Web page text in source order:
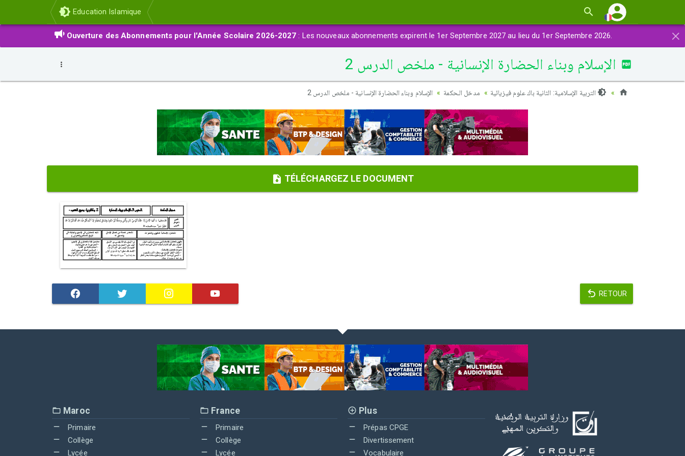
Education Islamique
×
Ouverture des Abonnements pour l'Année Scolaire 2026-2027 : Les nouveaux abonnements expirent le 1er Septembre 2027 au lieu du 1er Septembre 2026.
الإسلام وبناء الحضارة الإنسانية - ملخص الدرس 2
التربية الإسلامية: الثانية باك علوم فيزيائية مدخل الـحكمة الإسلام وبناء الحضارة الإنسانية - ملخص الدرس 2
TÉLÉCHARGEZ LE DOCUMENT
RETOUR
Maroc
Primaire
Collège
Lycée
France
Primaire
Collège
Lycée
Plus
Prépas CPGE
Divertissement
Vocabulaire